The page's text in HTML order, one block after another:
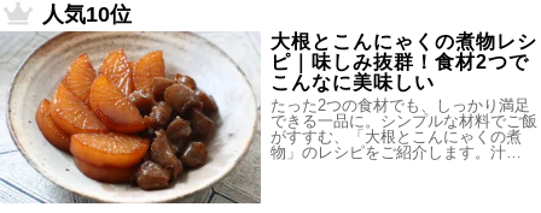
人気10位
大根とこんにゃくの煮物レシ
ピ｜味しみ抜群！食材2つで
こんなに美味しい
たった2つの食材でも、しっかり満足
できる一品に。シンプルな材料でご飯
がすすむ、「大根とこんにゃくの煮
物」のレシピをご紹介します。汁…